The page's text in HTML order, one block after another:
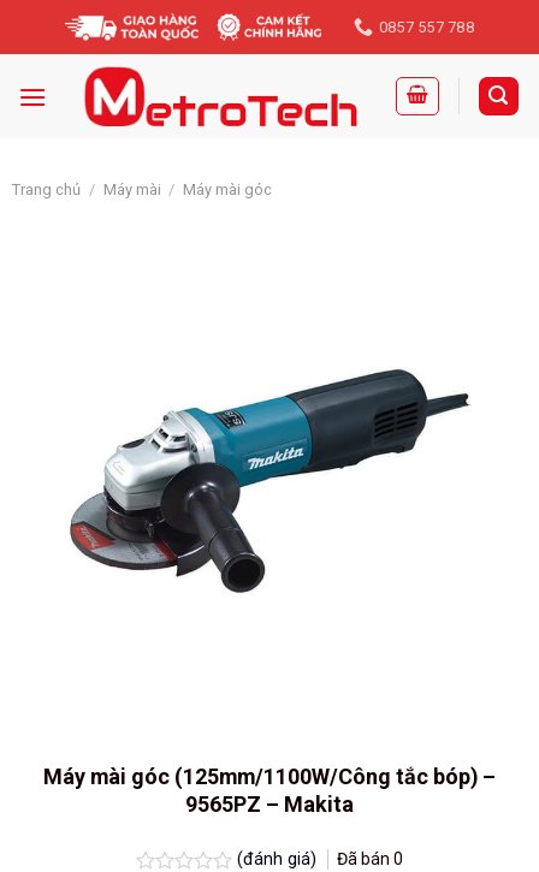
0857 557 788
Trang chủ / Máy mài / Máy mài góc
Máy mài góc (125mm/1100W/Công tắc bóp) –
9565PZ – Makita
(đánh giá) Đã bán0